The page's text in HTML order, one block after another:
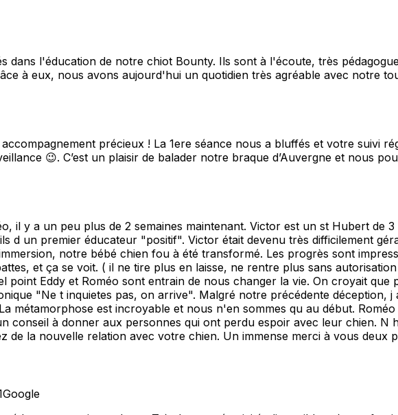
dans l'éducation de notre chiot Bounty. Ils sont à l'écoute, très
à eux, nous avons aujourd'hui un quotidien très agréable avec notre
précieux ! La 1ere séance nous a bluffés et votre suivi
😉. C’est un plaisir de balader notre braque d’Auvergne et nous
il y a un peu plus de 2 semaines maintenant. Victor est un st Hubert
d un premier éducateur "positif". Victor était devenu très difficilement
notre bébé chien fou à été transformé. Les progrès sont
et ça se voit. ( il ne tire plus en laisse, ne rentre plus sans
point Eddy et Roméo sont entrain de nous changer la vie. On croyait
"Ne t inquietes pas, on arrive". Malgré notre précédente déception,
métamorphose est incroyable et nous n'en sommes qu au début.
conseil à donner aux personnes qui ont perdu espoir avec leur chien. N
de la nouvelle relation avec votre chien. Un immense merci à vous
Google